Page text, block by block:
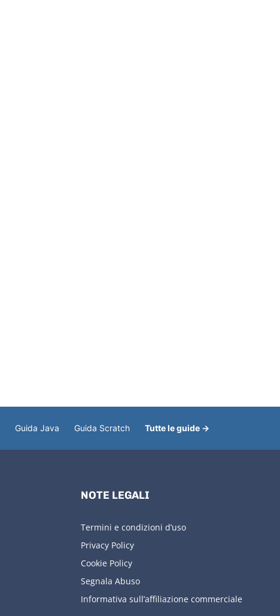
Guida Java Guida Scratch Tutte le guide →
NOTE LEGALI
Termini e condizioni d’uso
Privacy Policy
Cookie Policy
Segnala Abuso
Informativa sull’affiliazione commerciale